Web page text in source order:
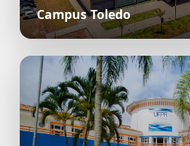
Campus Toledo